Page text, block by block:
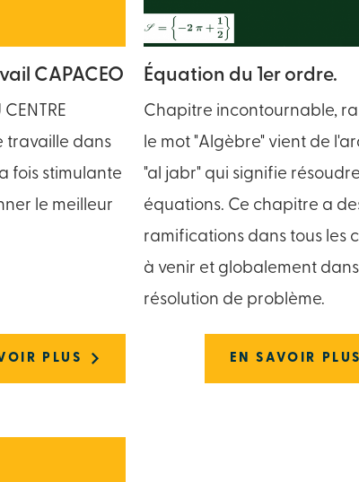
CAPACEO
travaille dans
fois stimulante
le meilleur
PLUS
Équation du 1er ordre.
Chapitre incontournable,
le mot "Algèbre" vient de
"al jabr" qui signifie
équations. Ce chapitre a
ramifications dans tous les
à venir et globalement
résolution de problème.
EN SAVOIR